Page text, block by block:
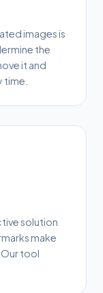
images is
the
it and
solution
make
tool